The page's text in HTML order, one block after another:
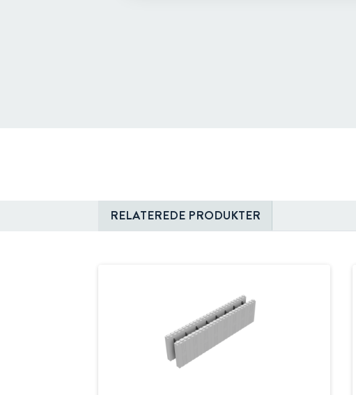
RELATEREDE PRODUKTER